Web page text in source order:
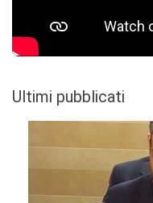
Ultimi pubblicati